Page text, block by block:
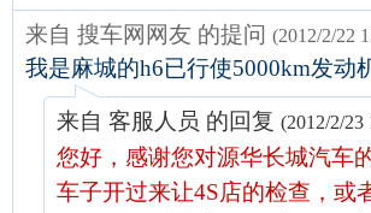
来自 搜车网网友 的提问 (2012/2/22
我是麻城的h6已行使5000km发
来自 客服人员 的回复 (2012/2/23
您好，感谢您对源华长城汽车
车子开过来让4S店的检查，或